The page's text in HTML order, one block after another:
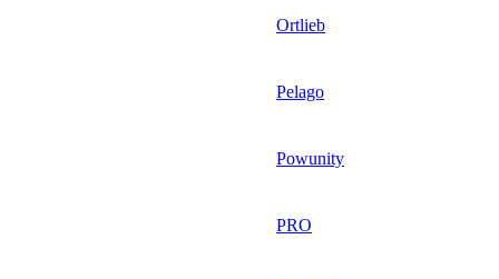
Ortlieb
Pelago
Powunity
PRO